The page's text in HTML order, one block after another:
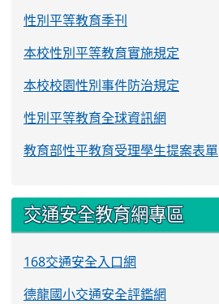
性別平等教育季刊
本校性別平等教育實施規定
本校校園性別事件防治規定
性別平等教育全球資訊網
教育部性平教育受理學生提案表單
交通安全教育網專區
168交通安全入口網
德龍國小交通安全評鑑網